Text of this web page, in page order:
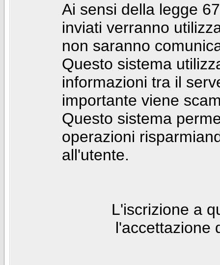
Ai sensi della legge
inviati verranno
non saranno
Questo sistema
informazioni tra il
importante viene
Questo sistema
operazioni
all'utente.
L'iscrizione a
l'accettazione